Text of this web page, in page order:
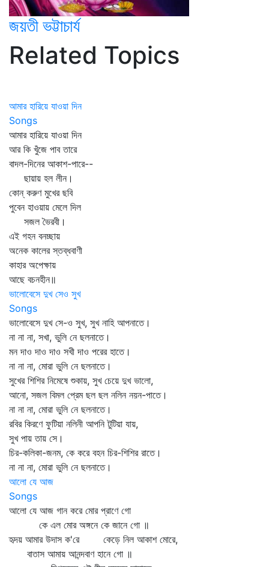
জয়তী ভট্টাচার্য
Related Topics
আমার হারিয়ে যাওয়া দিন
Songs
আমার হারিয়ে যাওয়া দিন
আর কি খুঁজে পাব তারে
বাদল-দিনের আকাশ-পারে--
ছায়ায় হল লীন।
কোন্‌ করুণ মুখের ছবি
পুবেন হাওয়ায় মেলে দিল
সজল ভৈরবী।
এই গহন বনচ্ছায়
অনেক কালের স্তব্ধবাণী
কাহার অপেক্ষায়
আছে বচনহীন॥
ভালোবেসে দুখ সেও সুখ
Songs
ভালোবেসে দুখ সে-ও সুখ, সুখ নাহি আপনাতে।
না না না, সখা, ভুলি নে ছলনাতে।
মন দাও দাও দাও সখী দাও পরের হাতে।
না না না, মোরা ভুলি নে ছলনাতে।
সুখের শিশির নিমেষে শুকায়, সুখ চেয়ে দুখ ভালো,
আনো, সজল বিমল প্রেম ছল ছল নলিন নয়ন-পাতে।
না না না, মোরা ভুলি নে ছলনাতে।
রবির কিরণে ফুটিয়া নলিনী আপনি টুটিয়া যায়,
সুখ পায় তায় সে।
চির-কলিকা-জনম, কে করে বহন চির-শিশির রাতে।
না না না, মোরা ভুলি নে ছলনাতে।
আলো যে আজ
Songs
আলো যে আজ গান করে মোর প্রাণে গো
কে এল মোর অঙ্গনে কে জানে গো ॥
হৃদয় আমার উদাস ক'রে কেড়ে নিল আকাশ মোরে,
বাতাস আমায় আনন্দবাণ হানে গো ॥